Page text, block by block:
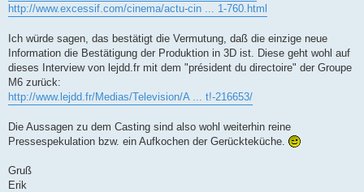
http://www.excessif.com/cinema/actu-cin ... 1-760.html
Ich würde sagen, das bestätigt die Vermutung, daß die einzige neue
Information die Bestätigung der Produktion in 3D ist. Diese geht wohl auf
dieses Interview von lejdd.fr mit dem "président du directoire" der Groupe
M6 zurück:
http://www.lejdd.fr/Medias/Television/A ... t!-216653/
Die Aussagen zu dem Casting sind also wohl weiterhin reine
Pressespekulation bzw. ein Aufkochen der Gerückteküche.
Gruß
Erik